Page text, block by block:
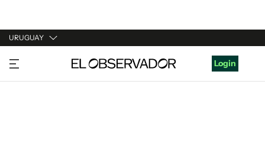
URUGUAY
URUGUAY
ARGENTINA
Login